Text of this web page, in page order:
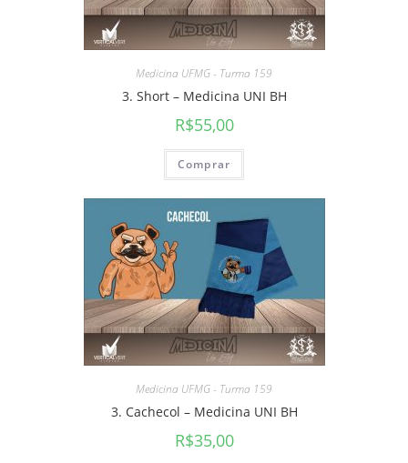
Medicina UFMG - Turma 159
3. Short – Medicina UNI BH
R$55,00
Comprar
Medicina UFMG - Turma 159
3. Cachecol – Medicina UNI BH
R$35,00